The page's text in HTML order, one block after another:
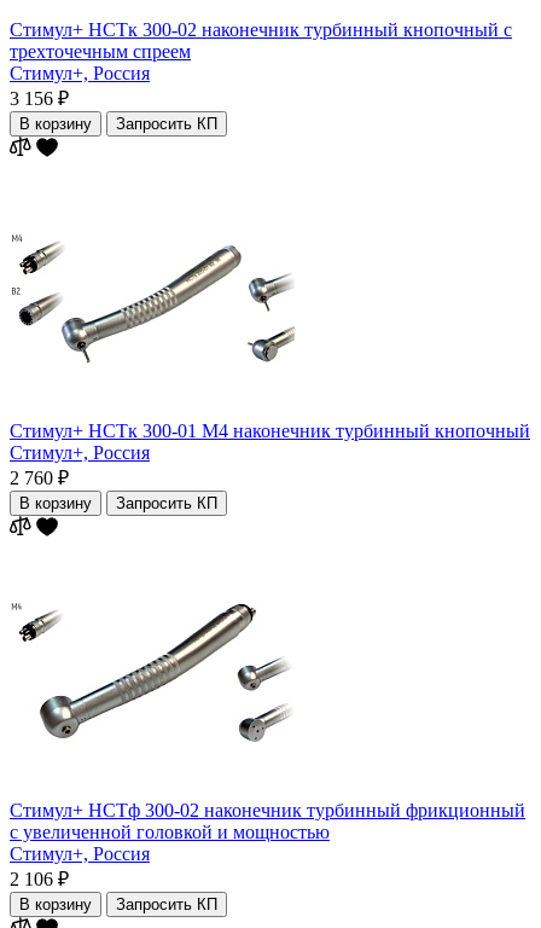
Стимул+ НСТк 300-02 наконечник турбинный кнопочный c
трехточечным спреем
Стимул+, Россия
3 156 ₽
В корзину Запросить КП
Стимул+ НСТк 300-01 М4 наконечник турбинный кнопочный
Стимул+, Россия
2 760 ₽
В корзину Запросить КП
Стимул+ НСТф 300-02 наконечник турбинный фрикционный
с увеличенной головкой и мощностью
Стимул+, Россия
2 106 ₽
В корзину Запросить КП